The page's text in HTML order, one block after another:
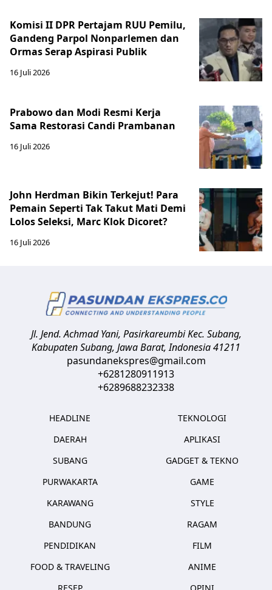
Komisi II DPR Pertajam RUU Pemilu,
Gandeng Parpol Nonparlemen dan
Ormas Serap Aspirasi Publik
16 Juli 2026
Prabowo dan Modi Resmi Kerja
Sama Restorasi Candi Prambanan
16 Juli 2026
John Herdman Bikin Terkejut! Para
Pemain Seperti Tak Takut Mati Demi
Lolos Seleksi, Marc Klok Dicoret?
16 Juli 2026
Jl. Jend. Achmad Yani, Pasirkareumbi Kec. Subang,
Kabupaten Subang, Jawa Barat,Indonesia41211
pasundanekspres@gmail.com
+6281280911913
+6289688232338
HEADLINE
DAERAH
SUBANG
PURWAKARTA
KARAWANG
BANDUNG
PENDIDIKAN
FOOD & TRAVELING
TEKNOLOGI
APLIKASI
GADGET & TEKNO
GAME
STYLE
RAGAM
FILM
ANIME